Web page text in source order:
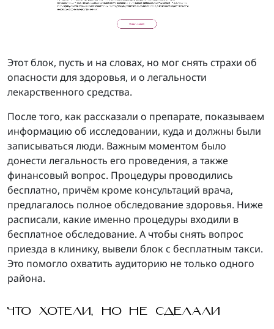
Этот блок, пусть и на словах, но мог снять страхи об
опасности для здоровья, и о легальности
лекарственного средства.
После того, как рассказали о препарате, показываем
информацию об исследовании, куда и должны были
записываться люди. Важным моментом было
донести легальность его проведения, а также
финансовый вопрос. Процедуры проводились
бесплатно, причём кроме консультаций врача,
предлагалось полное обследование здоровья. Ниже
расписали, какие именно процедуры входили в
бесплатное обследование. А чтобы снять вопрос
приезда в клинику, вывели блок с бесплатным такси.
Это помогло охватить аудиторию не только одного
района.
ЧТО ХОТЕЛИ, НО НЕ СДЕЛАЛИ